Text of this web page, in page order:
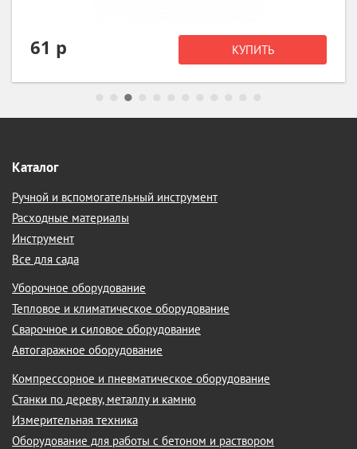
61 р КУПИТЬ
Каталог
Ручной и вспомогательный инструмент
Расходные материалы
Инструмент
Все для сада
Уборочное оборудование
Тепловое и климатическое оборудование
Сварочное и силовое оборудование
Автогаражное оборудование
Компрессорное и пневматическое оборудование
Станки по дереву, металлу и камню
Измерительная техника
Оборудование для работы с бетоном и раствором